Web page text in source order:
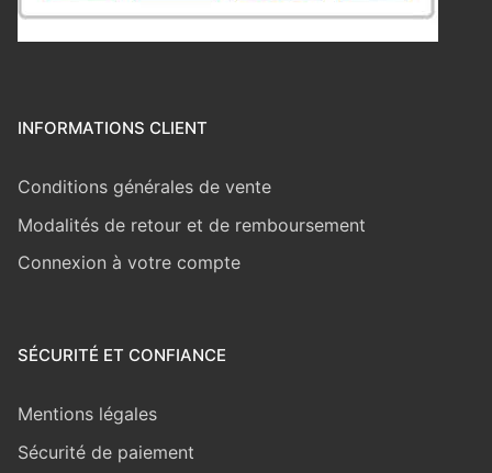
INFORMATIONS CLIENT
Conditions générales de vente
Modalités de retour et de remboursement
Connexion à votre compte
SÉCURITÉ ET CONFIANCE
Mentions légales
Sécurité de paiement